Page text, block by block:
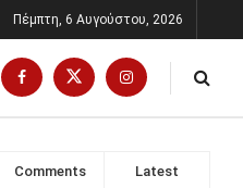
Πέμπτη, 6 Αυγούστου, 2026
Comments Latest